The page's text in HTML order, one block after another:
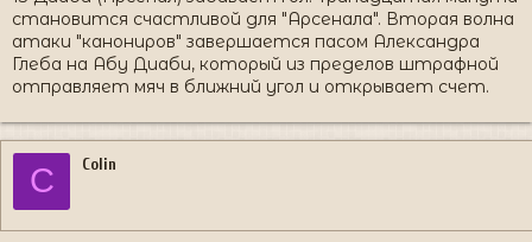
становится счастливой для "Арсенала". Вторая волна
атаки "канониров" завершается пасом Александра
Глеба на Абу Диаби, который из пределов штрафной
отправляет мяч в ближний угол и открывает счет.
C Colin